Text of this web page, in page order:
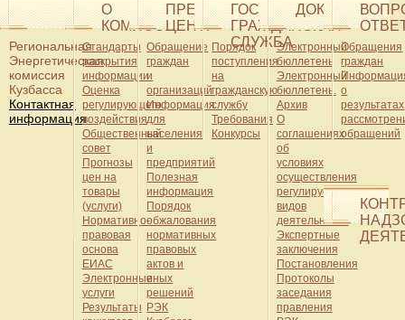
Региональная
Энергетическая
комиссия
Кузбасса
Контактная
информация
О
КОМИССИИ
Стандарты
раскрытия
информации
Оценка
регулирующего
воздействия
Общественный
совет
Прогнозы
цен на
товары
(услуги)
Нормативно-
правовая
основа
ЕИАС
Электронные
услуги
Результаты
ПРЕСС-
ЦЕНТР
Обращение
граждан
и
организаций
Информация
для
населения
и
предприятий
Полезная
информация
Порядок
обжалования
нормативных
правовых
актов и
иных
решений
РЭК
ГОСУДАРСТВЕННАЯ
ГРАЖДАНСКАЯ
СЛУЖБА
Порядок
поступления
на
гражданскую
службу
Требования
Конкурсы
ДОКУМЕНТЫ
Электронный
бюллетень
Электронный
бюллетень.
Архив
О
соглашениях
об
условиях
осуществления
регулируемых
видов
деятельности
Экспертные
заключения
Постановления
Протоколы
заседания
правления
Обращения
граждан
о
результатах
обращений